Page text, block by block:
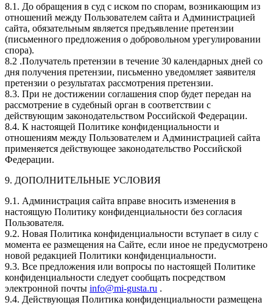
8.1. До обращения в суд с иском по спорам, возникающим из
отношений между Пользователем сайта и Администрацией
сайта, обязательным является предъявление претензии
(письменного предложения о добровольном урегулировании
спора).
8.2 .Получатель претензии в течение 30 календарных дней со
дня получения претензии, письменно уведомляет заявителя
претензии о результатах рассмотрения претензии.
8.3. При не достижении соглашения спор будет передан на
рассмотрение в судебный орган в соответствии с
действующим законодательством Российской Федерации.
8.4. К настоящей Политике конфиденциальности и
отношениям между Пользователем и Администрацией сайта
применяется действующее законодательство Российской
Федерации.
9. ДОПОЛНИТЕЛЬНЫЕ УСЛОВИЯ
9.1. Администрация сайта вправе вносить изменения в
настоящую Политику конфиденциальности без согласия
Пользователя.
9.2. Новая Политика конфиденциальности вступает в силу с
момента ее размещения на Сайте, если иное не предусмотрено
новой редакцией Политики конфиденциальности.
9.3. Все предложения или вопросы по настоящей Политике
конфиденциальности следует сообщать посредством
электронной почты info@mi-gusta.ru .
9.4. Действующая Политика конфиденциальности размещена